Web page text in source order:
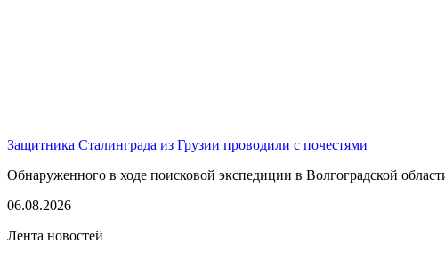
Защитника Сталинграда из Грузии проводили с почестями
Обнаруженного в ходе поисковой экспедиции в Волгоградской
06.08.2026
Лента новостей